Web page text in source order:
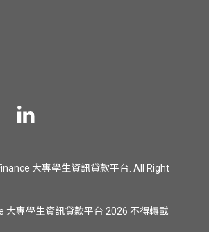
大專學生資訊貸款平台. All Right
大專學生資訊貸款平台 2026 不得轉載